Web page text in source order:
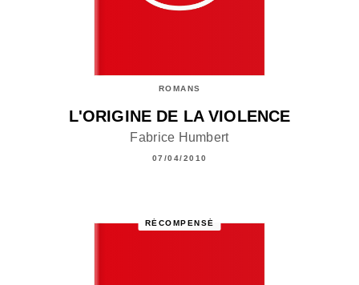
ROMANS
L'ORIGINE DE LA VIOLENCE
Fabrice Humbert
07/04/2010
RÉCOMPENSÉ